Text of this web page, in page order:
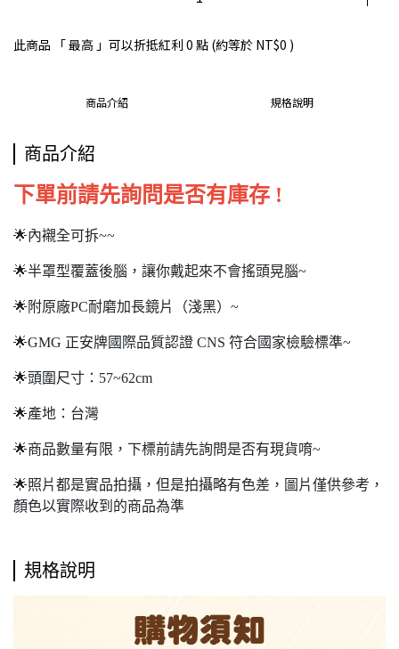
此商品 「 最高 」可以折抵紅利 0 點 (約等於 NT$0 )
商品介紹 規格說明
商品介紹
下單前請先詢問是否有庫存 !
🌟內襯全可拆~~
🌟半罩型覆蓋後腦，讓你戴起來不會搖頭晃腦~
🌟附原廠PC耐磨加長鏡片（淺黑）~
🌟GMG 正安牌國際品質認證 CNS 符合國家檢驗標準~
🌟頭圍尺寸：57~62cm
🌟產地：台灣
🌟商品數量有限，下標前請先詢問是否有現貨唷~
🌟照片都是實品拍攝，但是拍攝略有色差，圖片僅供參考，
顏色以實際收到的商品為準
規格說明